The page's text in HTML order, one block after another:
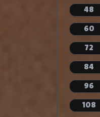
48
60
72
84
96
108